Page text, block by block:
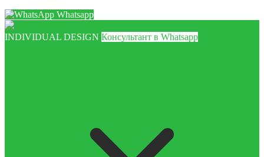
Whatsapp
INDIVIDUAL DESIGN Консультант в Whatsapp